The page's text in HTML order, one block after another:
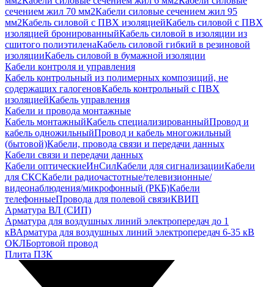
сечением жил 70 мм2Кабели силовые сечением жил 95
мм2Кабель силовой с ПВХ изоляциейКабель силовой с ПВХ
изоляцией бронированныйКабель силовой в изоляции из
сшитого полиэтиленаКабель силовой гибкий в резиновой
изоляцииКабель силовой в бумажной изоляции
Кабели контроля и управления
Кабель контрольный из полимерных композиций, не
содержащих галогеновКабель контрольный с ПВХ
изоляциейКабель управления
Кабели и провода монтажные
Кабель монтажныйКабель специализированныйПровод и
кабель одножильныйПровод и кабель многожильный
(бытовой)Кабели, провода связи и передачи данных
Кабели связи и передачи данных
Кабели оптическиеИнСилКабели для сигнализацииКабели
для СКСКабели радиочастотные/телевизионные/
видеонаблюдения/микрофонный (РКБ)Кабели
телефонныеПровода для полевой связиКВИП
Арматура ВЛ (СИП)
Арматура для воздушных линий электропередач до 1
кВАрматура для воздушных линий электропередач 6-35 кВ
ОКЛБортовой провод
Плита ПЗК